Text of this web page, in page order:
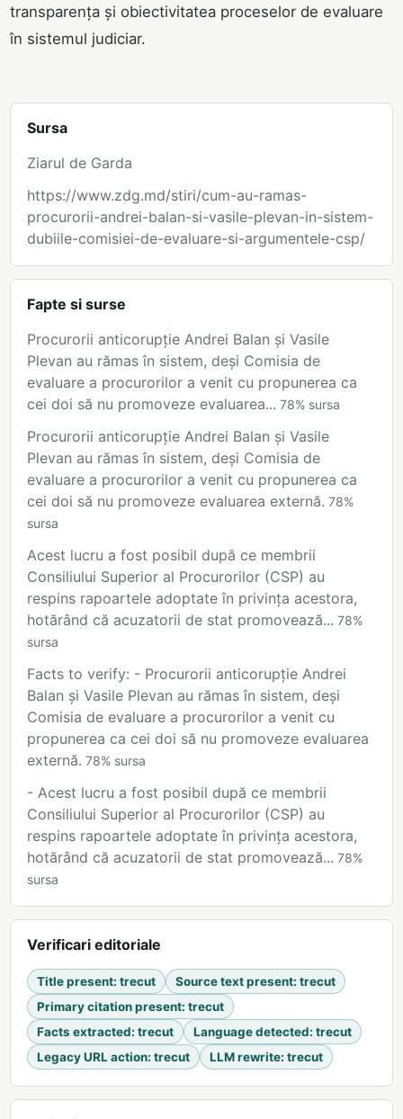
transparența și obiectivitatea proceselor de evaluare
în sistemul judiciar.
Sursa
Ziarul de Garda
https://www.zdg.md/stiri/cum-au-ramas-
procurorii-andrei-balan-si-vasile-plevan-in-sistem-
dubiile-comisiei-de-evaluare-si-argumentele-csp/
Fapte si surse
Procurorii anticorupție Andrei Balan și Vasile
Plevan au rămas în sistem, deși Comisia de
evaluare a procurorilor a venit cu propunerea ca
cei doi să nu promoveze evaluarea... 78% sursa
Procurorii anticorupție Andrei Balan și Vasile
Plevan au rămas în sistem, deși Comisia de
evaluare a procurorilor a venit cu propunerea ca
cei doi să nu promoveze evaluarea externă. 78%
sursa
Acest lucru a fost posibil după ce membrii
Consiliului Superior al Procurorilor (CSP) au
respins rapoartele adoptate în privința acestora,
hotărând că acuzatorii de stat promovează... 78%
sursa
Facts to verify: - Procurorii anticorupție Andrei
Balan și Vasile Plevan au rămas în sistem, deși
Comisia de evaluare a procurorilor a venit cu
propunerea ca cei doi să nu promoveze evaluarea
externă. 78% sursa
- Acest lucru a fost posibil după ce membrii
Consiliului Superior al Procurorilor (CSP) au
respins rapoartele adoptate în privința acestora,
hotărând că acuzatorii de stat promovează... 78%
sursa
Verificari editoriale
Title present: trecut Source text present: trecut
Primary citation present: trecut
Facts extracted: trecut Language detected: trecut
Legacy URL action: trecut LLM rewrite: trecut